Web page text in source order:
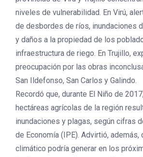
niveles de vulnerabilidad. En Virú,
de desbordes de ríos, inundaciones
y daños a la propiedad de los
infraestructura de riego. En Trujillo,
preocupación por las obras
San Ildefonso, San Carlos y Galindo.
Recordó que, durante El Niño de
hectáreas agrícolas de la región
inundaciones y plagas, según cifras
de Economía (IPE). Advirtió, además,
climático podría generar en los